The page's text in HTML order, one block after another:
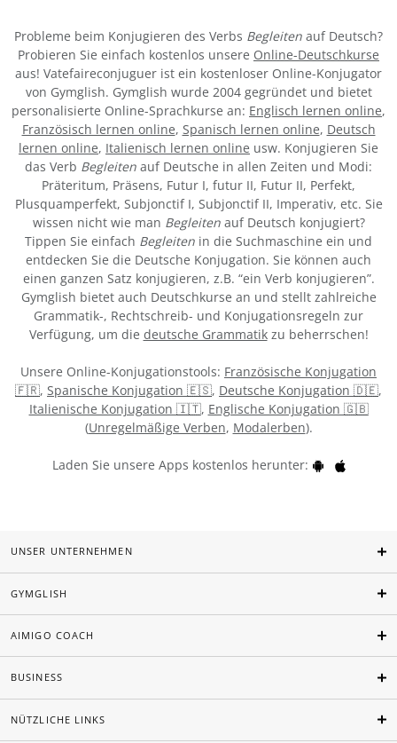
Probleme beim Konjugieren des Verbs Begleiten auf Deutsch?
Probieren Sie einfach kostenlos unsere Online-Deutschkurse
aus! Vatefaireconjuguer ist ein kostenloser Online-Konjugator
von Gymglish. Gymglish wurde 2004 gegründet und bietet
personalisierte Online-Sprachkurse an: Englisch lernen online,
Französisch lernen online, Spanisch lernen online, Deutsch
lernen online, Italienisch lernen online usw. Konjugieren Sie
das Verb Begleiten auf Deutsche in allen Zeiten und Modi:
Präteritum, Präsens, Futur I, futur II, Futur II, Perfekt,
Plusquamperfekt, Subjonctif I, Subjonctif II, Imperativ, etc. Sie
wissen nicht wie man Begleitenauf Deutsch konjugiert?
Tippen Sie einfach Begleiten in die Suchmaschine ein und
entdecken Sie die Deutsche Konjugation. Sie können auch
einen ganzen Satz konjugieren, z.B. “ein Verb konjugieren”.
Gymglish bietet auch Deutschkurse an und stellt zahlreiche
Grammatik-, Rechtschreib- und Konjugationsregeln zur
Verfügung, um die deutsche Grammatikzu beherrschen!
Unsere Online-Konjugationstools: Französische Konjugation
🇫🇷, Spanische Konjugation 🇪🇸, Deutsche Konjugation 🇩🇪,
Italienische Konjugation 🇮🇹, Englische Konjugation 🇬🇧
(Unregelmäßige Verben, Modalerben).
Laden Sie unsere Apps kostenlos herunter:
UNSER UNTERNEHMEN
GYMGLISH
AIMIGO COACH
BUSINESS
NÜTZLICHE LINKS